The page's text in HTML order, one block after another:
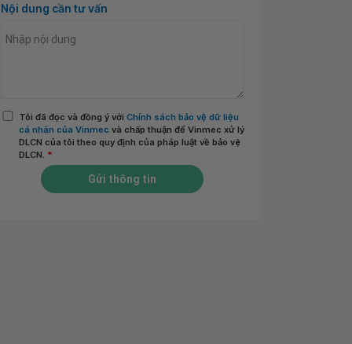
Nội dung cần tư vấn
Tôi đã đọc và đồng ý với Chính sách bảo vệ dữ liệu
cá nhân của Vinmec và chấp thuận để Vinmec xử lý
DLCN của tôi theo quy định của pháp luật về bảo vệ
DLCN. *
Gửi thông tin